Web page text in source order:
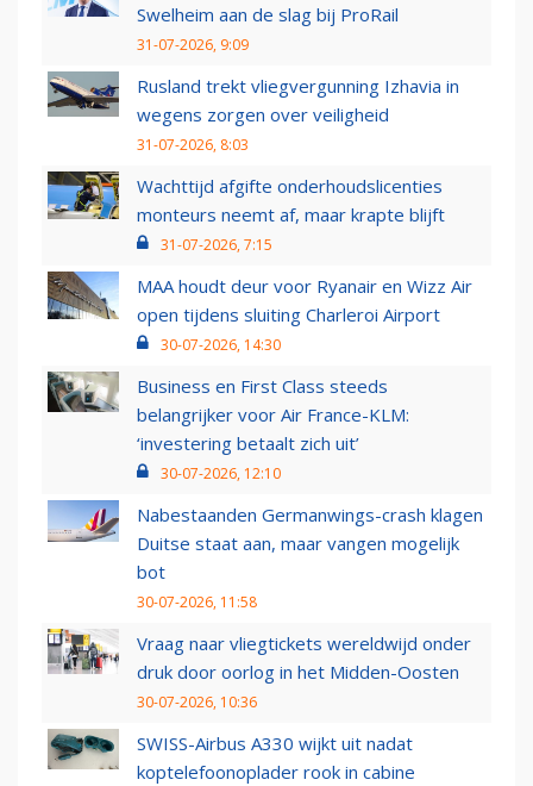
Swelheim aan de slag bij ProRail
31-07-2026, 9:09
Rusland trekt vliegvergunning Izhavia in
wegens zorgen over veiligheid
31-07-2026, 8:03
Wachttijd afgifte onderhoudslicenties
monteurs neemt af, maar krapte blijft
31-07-2026, 7:15
MAA houdt deur voor Ryanair en Wizz Air
open tijdens sluiting Charleroi Airport
30-07-2026, 14:30
Business en First Class steeds
belangrijker voor Air France-KLM:
‘investering betaalt zich uit’
30-07-2026, 12:10
Nabestaanden Germanwings-crash klagen
Duitse staat aan, maar vangen mogelijk
bot
30-07-2026, 11:58
Vraag naar vliegtickets wereldwijd onder
druk door oorlog in het Midden-Oosten
30-07-2026, 10:36
SWISS-Airbus A330 wijkt uit nadat
koptelefoonoplader rook in cabine